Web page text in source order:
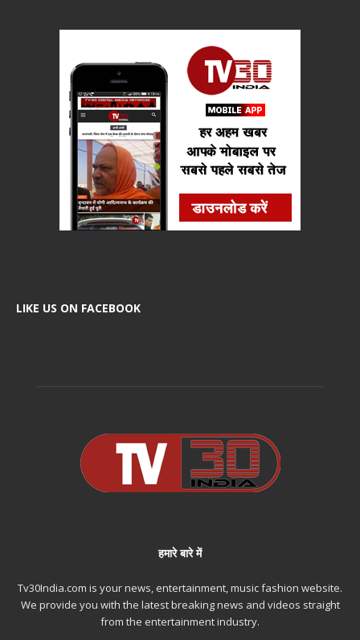
LIKE US ON FACEBOOK
हमारे बारे में
Tv30India.com is your news, entertainment, music fashion website.
We provide you with the latest breaking news and videos straight
from the entertainment industry.